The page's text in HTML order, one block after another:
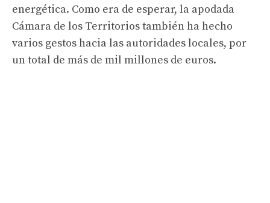
energética. Como era de esperar, la apodada
Cámara de los Territorios también ha hecho
varios gestos hacia las autoridades locales, por
un total de más de mil millones de euros.